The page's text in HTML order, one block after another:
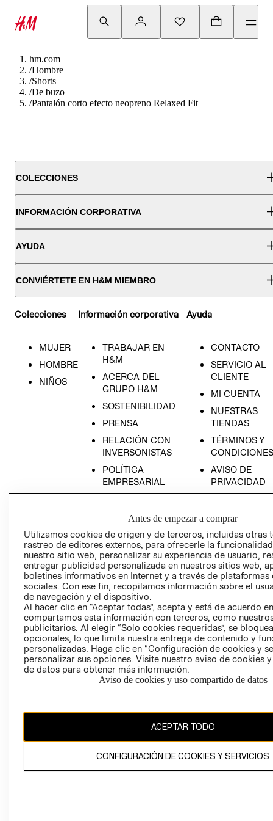
hm.com
/Hombre
/Shorts
/De buzo
/Pantalón corto efecto neopreno Relaxed Fit
COLECCIONES
INFORMACIÓN CORPORATIVA
AYUDA
CONVIÉRTETE EN H&M MIEMBRO
Colecciones
MUJER
HOMBRE
NIÑOS
Información corporativa
TRABAJAR EN
H&M
ACERCA DEL
GRUPO H&M
SOSTENIBILIDAD
PRENSA
RELACIÓN CON
INVERSONISTAS
POLÍTICA
EMPRESARIAL
Ayuda
CONTACTO
SERVICIO AL
CLIENTE
MI CUENTA
NUESTRAS
TIENDAS
TÉRMINOS Y
CONDICIONES
AVISO DE
PRIVACIDAD
AVISO DE
LIBRO DE
Ecuador ($)
CAMBIAR REGIÓN
propiedad de H&M Hennes & Mauritz AB.
Antes de empezar a comprar
Utilizamos cookies de origen y de terceros, incluidas otras
rastreo de editores externos, para ofrecerle la
nuestro sitio web, personalizar su experiencia de usuario,
entregar publicidad personalizada en nuestros sitios web,
boletines informativos en Internet y a través de plataformas
sociales. Con ese fin, recopilamos información sobre el
de navegación y el dispositivo.
Al hacer clic en “Aceptar todas”, acepta y está de acuerdo
compartamos esta información con terceros, como
publicitarios. Al elegir “Solo cookies requeridas”, se
opcionales, lo que limita nuestra entrega de contenido y
personalizadas. Haga clic en “Configuración de cookies y
personalizar sus opciones. Visite nuestro aviso de cookies
de datos para obtener más información.
Aviso de cookies y uso compartido de datos
ACEPTAR TODO
CONFIGURACIÓN DE COOKIES Y SERVICIOS